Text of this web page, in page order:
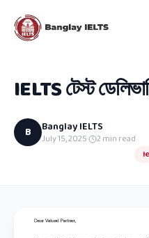
IELTS টেস্ট
B Banglay IELTS
July 15, 2025· 2 min read